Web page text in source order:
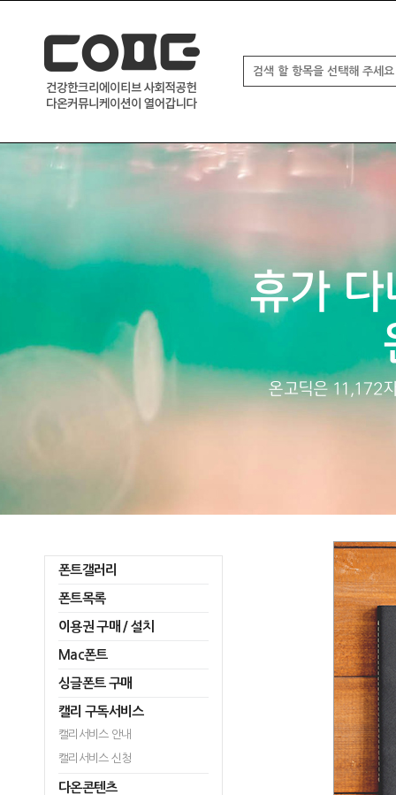
폰트갤러리
폰트목록
이용권 구매 / 설치
Mac폰트
싱글폰트 구매
캘리 구독서비스
캘리서비스 안내
캘리서비스 신청
다온콘텐츠